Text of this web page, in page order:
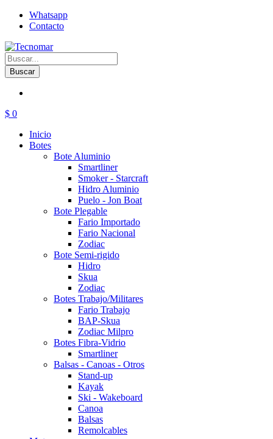
Whatsapp
Contacto
Buscar
$ 0
Inicio
Botes
Bote Aluminio
Smartliner
Smoker - Starcraft
Hidro Aluminio
Puelo - Jon Boat
Bote Plegable
Fario Importado
Fario Nacional
Zodiac
Bote Semi-rigido
Hidro
Skua
Zodiac
Botes Trabajo/Militares
Fario Trabajo
BAP-Skua
Zodiac Milpro
Botes Fibra-Vidrio
Smartliner
Balsas - Canoas - Otros
Stand-up
Kayak
Ski - Wakeboard
Canoa
Balsas
Remolcables